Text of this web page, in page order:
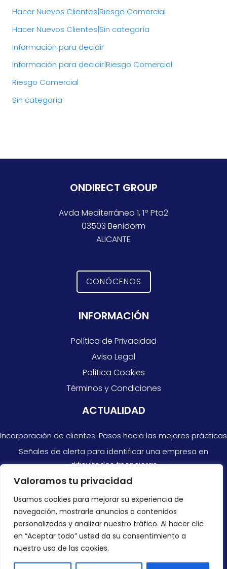
Valoramos tu privacidad
Usamos cookies para mejorar su experiencia de
navegación, mostrarle anuncios o contenidos
personalizados y analizar nuestro tráfico. Al hacer clic
en “Aceptar todo” usted da su consentimiento a
nuestro uso de las cookies.
Hacer Nuevos Clientes|Riesgo Comercial
Hacer Nuevos Clientes|Sin categoría
Información para decidir
Información para decidir|Riesgo Comercial
Riesgo Comercial
Sin categoría
ONDIRECT GROUP
Avda Mediterráneo 1, 1º Pta2
03503 Benidorm
ALICANTE
CONÓCENOS
INFORMACIÓN
Política de Privacidad
Aviso Legal
Política Cookies
Términos y Condiciones
ACTUALIDAD
Incorporación de clientes. Pasos hacia las mejores prácticas
Señales de alerta para identificar una empresa en
dificultades financieras
Razones por las que no siempre puedes confiar en las
CONTACTAR
+34 966 878 300